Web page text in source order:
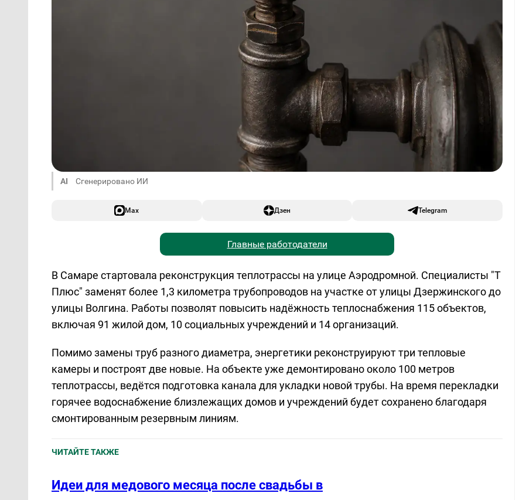
AI Сгенерировано ИИ
Max Дзен Telegram
Главные работодатели
В Самаре стартовала реконструкция теплотрассы на улице Аэродромной. Специалисты "Т
Плюс" заменят более 1,3 километра трубопроводов на участке от улицы Дзержинского до
улицы Волгина. Работы позволят повысить надёжность теплоснабжения 115 объектов,
включая 91 жилой дом, 10 социальных учреждений и 14 организаций.
Помимо замены труб разного диаметра, энергетики реконструируют три тепловые
камеры и построят две новые. На объекте уже демонтировано около 100 метров
теплотрассы, ведётся подготовка канала для укладки новой трубы. На время перекладки
горячее водоснабжение близлежащих домов и учреждений будет сохранено благодаря
смонтированным резервным линиям.
ЧИТАЙТЕ ТАКЖЕ
Идеи для медового месяца после свадьбы в